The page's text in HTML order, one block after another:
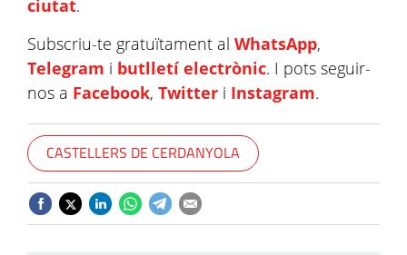
ciutat.
Subscriu-te gratuïtament al WhatsApp,
Telegram i butlletí electrònic. I pots seguir-
nos a Facebook, Twitter i Instagram.
CASTELLERS DE CERDANYOLA